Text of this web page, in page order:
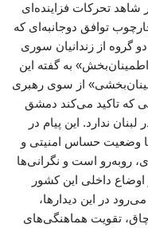
تحرکات فزاینده‌ای
توافق دوجانبه‌ای که
گروه از زندانیان سوری
به گفته این
از سوی رهبری
که تاکید می‌کند دمشق
ندارد. این پیام در
وضعیت حساس امنیتی و
روبه‌رو است و نگرانی‌ها
اوضاع داخلی این کشور
در این دیدارها،
تقویت هماهنگی‌های